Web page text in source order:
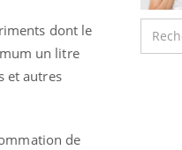
dont le
un litre
et autres
de